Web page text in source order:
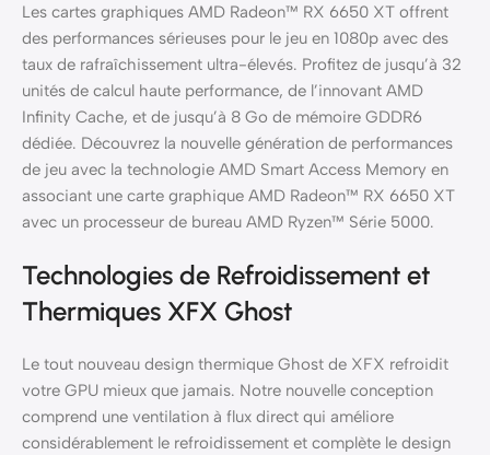
Les cartes graphiques AMD Radeon™ RX 6650 XT offrent
des performances sérieuses pour le jeu en 1080p avec des
taux de rafraîchissement ultra-élevés. Profitez de jusqu’à 32
unités de calcul haute performance, de l’innovant AMD
Infinity Cache, et de jusqu’à 8 Go de mémoire GDDR6
dédiée. Découvrez la nouvelle génération de performances
de jeu avec la technologie AMD Smart Access Memory en
associant une carte graphique AMD Radeon™ RX 6650 XT
avec un processeur de bureau AMD Ryzen™ Série 5000.
Technologies de Refroidissement et
Thermiques XFX Ghost
Le tout nouveau design thermique Ghost de XFX refroidit
votre GPU mieux que jamais. Notre nouvelle conception
comprend une ventilation à flux direct qui améliore
considérablement le refroidissement et complète le design